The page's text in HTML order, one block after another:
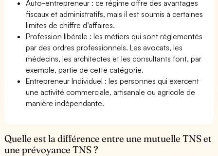
Auto-entrepreneur : ce régime offre des avantages
fiscaux et administratifs, mais il est soumis à certaines
limites de chiffre d’affaires.
Profession libérale : les métiers qui sont réglementés
par des ordres professionnels. Les avocats, les
médecins, les architectes et les consultants font, par
exemple, partie de cette catégorie.
Entrepreneur Individuel : les personnes qui exercent
une activité commerciale, artisanale ou agricole de
manière indépendante.
Quelle est la différence entre une mutuelle TNS et
une prévoyance TNS ?